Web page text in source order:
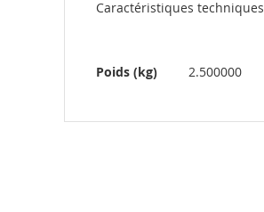
images
Caractéristiques techniques
Plus
d’information
Poids (kg) 2.500000